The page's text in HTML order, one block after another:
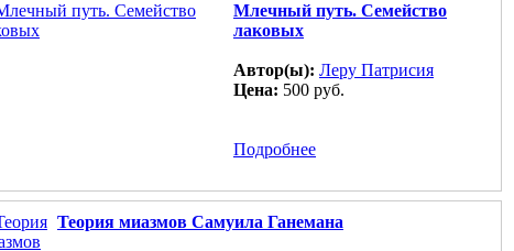
Млечный путь. Семейство
лаковых
Автор(ы): Леру Патрисия
Цена: 500 руб.
Подробнее
Теория миазмов Самуила Ганемана